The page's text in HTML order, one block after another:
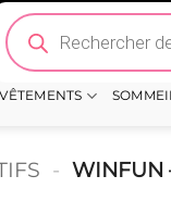
Recherche
de
produits
VÊTEMENTS
- WINFUN